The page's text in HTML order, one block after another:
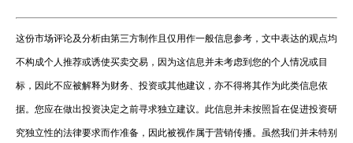
这份市场评论及分析由第三方制作且仅用作一般信息参考，文中表达的观点均
不构成个人推荐或诱使买卖交易，因为这信息并未考虑到您的个人情况或目
标，因此不应被解释为财务、投资或其他建议，亦不得将其作为此类信息依
据。您应在做出投资决定之前寻求独立建议。此信息并未按照旨在促进投资研
究独立性的法律要求而作准备，因此被视作属于营销传播。虽然我们并未特别